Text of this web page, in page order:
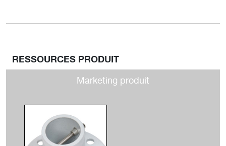
RESSOURCES PRODUIT
Marketing produit